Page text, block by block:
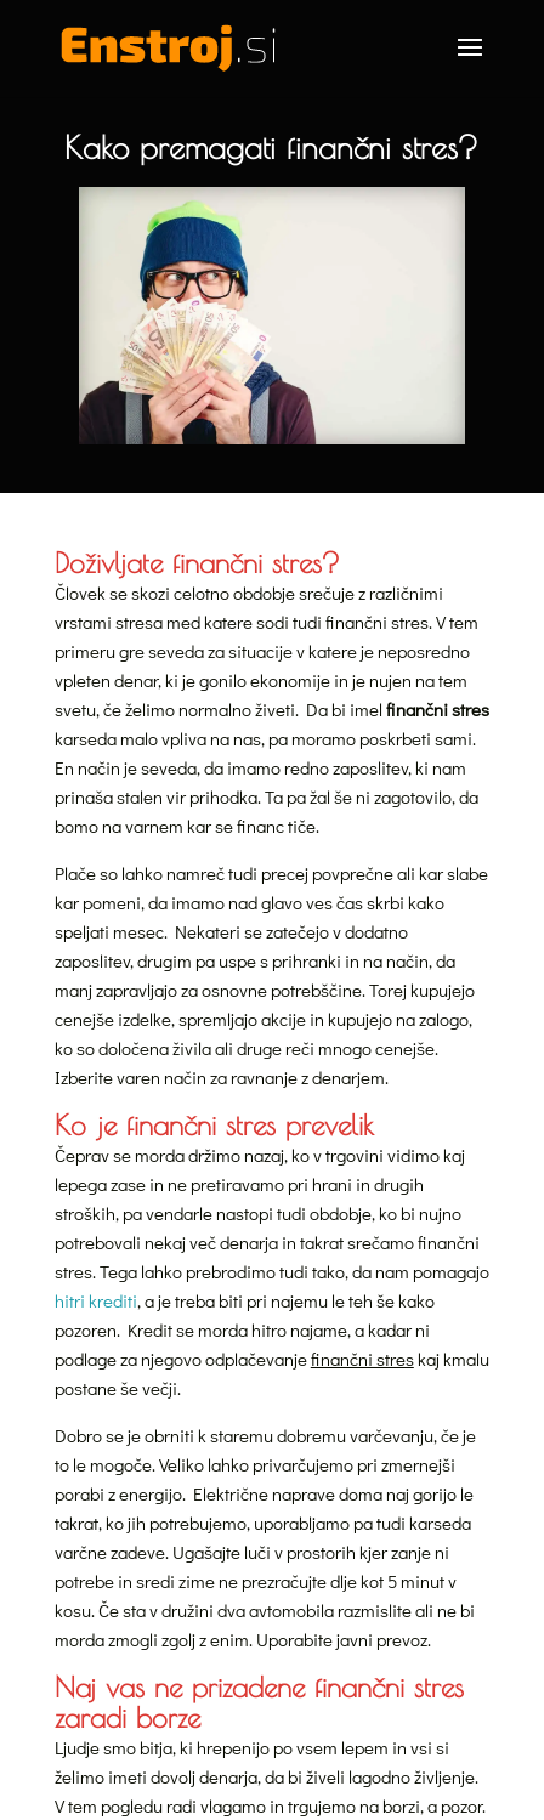
Kako premagati finančni stres?
Doživljate finančni stres?
Človek se skozi celotno obdobje srečuje z različnimi
vrstami stresa med katere sodi tudi finančni stres. V tem
primeru gre seveda za situacije v katere je neposredno
vpleten denar, ki je gonilo ekonomije in je nujen na tem
svetu, če želimo normalno živeti. Da bi imel finančni stres
karseda malo vpliva na nas, pa moramo poskrbeti sami.
En način je seveda, da imamo redno zaposlitev, ki nam
prinaša stalen vir prihodka. Ta pa žal še ni zagotovilo, da
bomo na varnem kar se financ tiče.
Plače so lahko namreč tudi precej povprečne ali kar slabe
kar pomeni, da imamo nad glavo ves čas skrbi kako
speljati mesec. Nekateri se zatečejo v dodatno
zaposlitev, drugim pa uspe s prihranki in na način, da
manj zapravljajo za osnovne potrebščine. Torej kupujejo
cenejše izdelke, spremljajo akcije in kupujejo na zalogo,
ko so določena živila ali druge reči mnogo cenejše.
Izberite varen način za ravnanje z denarjem.
Ko je finančni stres prevelik
Čeprav se morda držimo nazaj, ko v trgovini vidimo kaj
lepega zase in ne pretiravamo pri hrani in drugih
stroških, pa vendarle nastopi tudi obdobje, ko bi nujno
potrebovali nekaj več denarja in takrat srečamo finančni
stres. Tega lahko prebrodimo tudi tako, da nam pomagajo
hitri krediti, a je treba biti pri najemu le teh še kako
pozoren. Kredit se morda hitro najame, a kadar ni
podlage za njegovo odplačevanjefinančni streskaj kmalu
postane še večji.
Dobro se je obrniti k staremu dobremu varčevanju, če je
to le mogoče. Veliko lahko privarčujemo pri zmernejši
porabi z energijo. Električne naprave doma naj gorijo le
takrat, ko jih potrebujemo, uporabljamo pa tudi karseda
varčne zadeve. Ugašajte luči v prostorih kjer zanje ni
potrebe in sredi zime ne prezračujte dlje kot 5 minut v
kosu. Če sta v družini dva avtomobila razmislite ali ne bi
morda zmogli zgolj z enim. Uporabite javni prevoz.
Naj vas ne prizadene finančni stres
zaradi borze
Ljudje smo bitja, ki hrepenijo po vsem lepem in vsi si
želimo imeti dovolj denarja, da bi živeli lagodno življenje.
V tem pogledu radi vlagamo in trgujemo na borzi, a pozor.